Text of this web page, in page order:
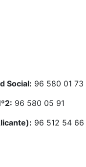
Social: 96 580 01 73
96 580 05 91
96 512 54 66